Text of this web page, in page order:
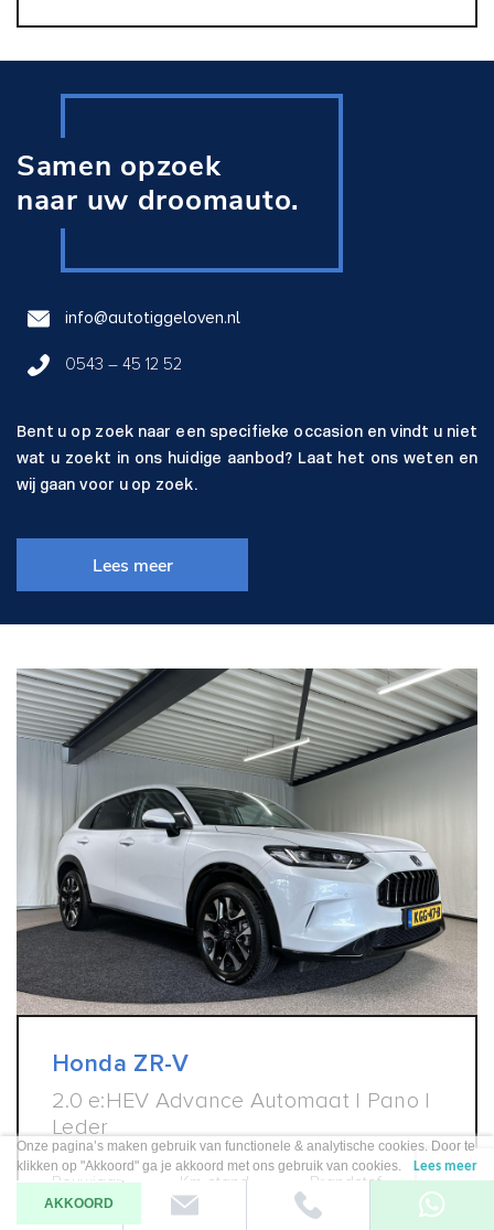
Samen opzoek
naar uw droomauto.
info@autotiggeloven.nl
0543 – 45 12 52
Bent u op zoek naar een specifieke occasion en vindt u niet
wat u zoekt in ons huidige aanbod? Laat het ons weten en
wij gaan voor u op zoek.
Lees meer
Honda ZR-V
2.0 e:HEV Advance Automaat | Pano |
Leder
Bouwjaar
2025
Km-stand
6.690 km
Brandstof
Hybride
Onze pagina’s maken gebruik van functionele & analytische cookies. Door te
klikken op "Akkoord" ga je akkoord met ons gebruik van cookies.
Lees meer
AKKOORD